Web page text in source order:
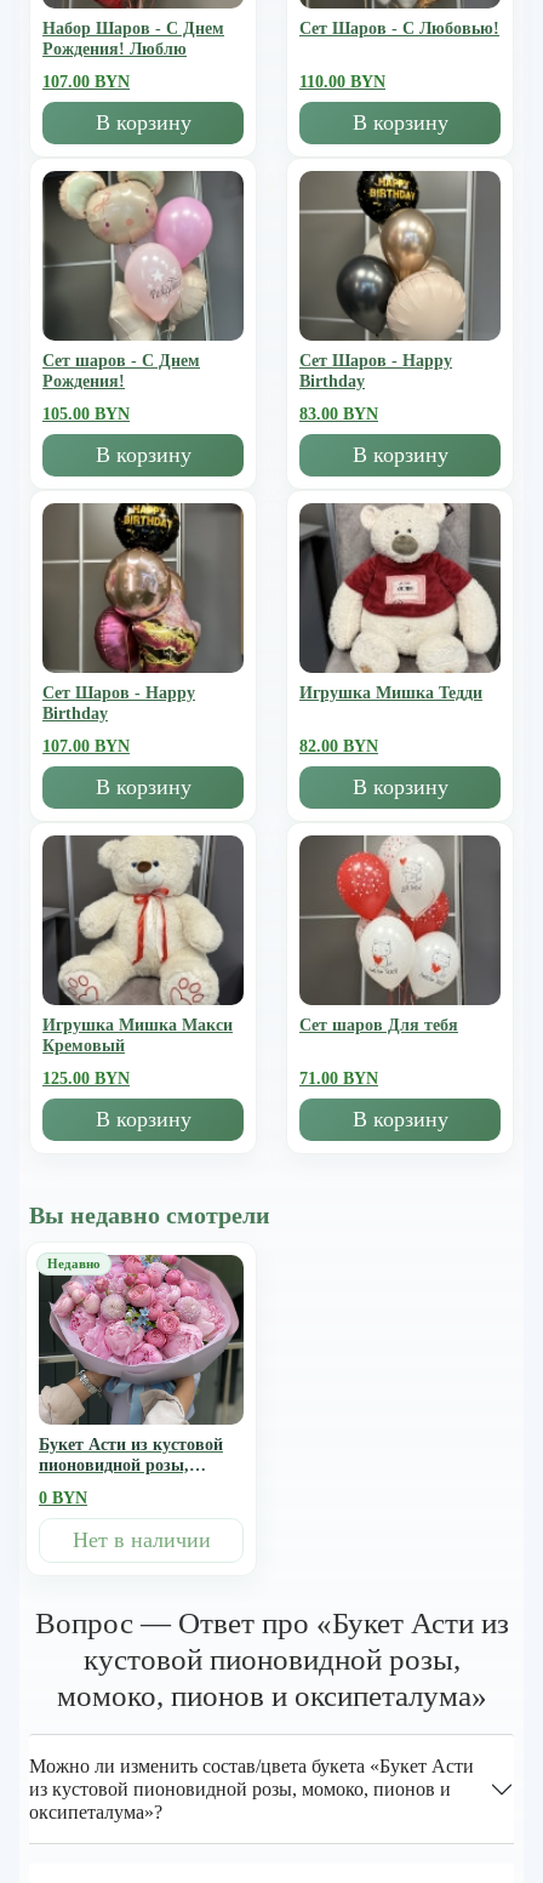
Набор Шаров - С Днем
Рождения! Люблю
107.00 BYN
В корзину
Сет Шаров - С Любовью!
110.00 BYN
В корзину
Сет шаров - С Днем
Рождения!
105.00 BYN
В корзину
Сет Шаров - Happy
Birthday
83.00 BYN
В корзину
Сет Шаров - Happy
Birthday
107.00 BYN
В корзину
Игрушка Мишка Тедди
82.00 BYN
В корзину
Игрушка Мишка Mакси
Кремовый
125.00 BYN
В корзину
Сет шаров Для тебя
71.00 BYN
В корзину
Вы недавно смотрели
Букет Асти из кустовой
пионовидной розы,
оксипеталума
0 BYN
Нет в наличии
Вопрос — Ответ про «Букет Асти из
кустовой пионовидной розы,
момоко, пионов и оксипеталума»
Можно ли изменить состав/цвета букета «Букет Асти
из кустовой пионовидной розы, момоко, пионов и
оксипеталума»?